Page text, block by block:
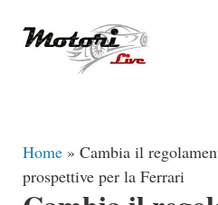
Home » Cambia il
prospettive per la Ferrari